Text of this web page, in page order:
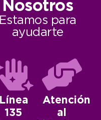
Nosotros
Estamos para
ayudarte
Línea
135
Atención
al